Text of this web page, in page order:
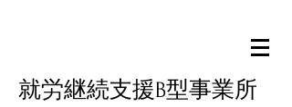
就労継続支援B型事業所